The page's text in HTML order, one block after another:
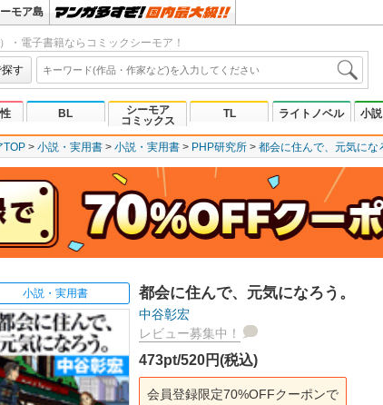
モア島
・電子書籍ならコミックシーモア！
す
BL
シーモア
コミックス
TL ライトノベル 小
TOP 小説・実用書 小説・実用書 PHP研究所 都会に住んで、元気にな
小説・実用書 都会に住んで、元気になろう。
中谷彰宏
レビュー募集中！
473pt/520円(税込)
会員登録限定70%OFFクーポンで